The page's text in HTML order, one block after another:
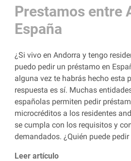
Prestamos entre
España
¿Si vivo en Andorra y tengo
puedo pedir un préstamo en
alguna vez te habrás hecho esta
respuesta es sí. Muchas
españolas permiten pedir
microcréditos a los residentes
se cumpla con los requisitos y
demandados. ¿Quién puede pedir
Leer artículo